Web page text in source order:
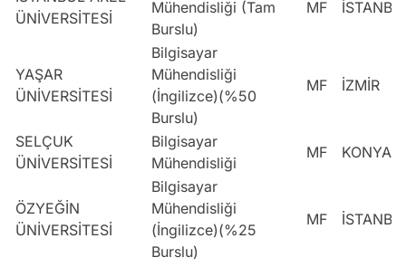
ÜNİVERSİTESİ
Mühendisliği (Tam
Burslu)
MF
YAŞAR
ÜNİVERSİTESİ
Bilgisayar
Mühendisliği
(İngilizce)(%50
Burslu)
MF İZMİR
SELÇUK
ÜNİVERSİTESİ
Bilgisayar
Mühendisliği
MF KONYA
ÖZYEĞİN
ÜNİVERSİTESİ
Bilgisayar
Mühendisliği
(İngilizce)(%25
Burslu)
MF